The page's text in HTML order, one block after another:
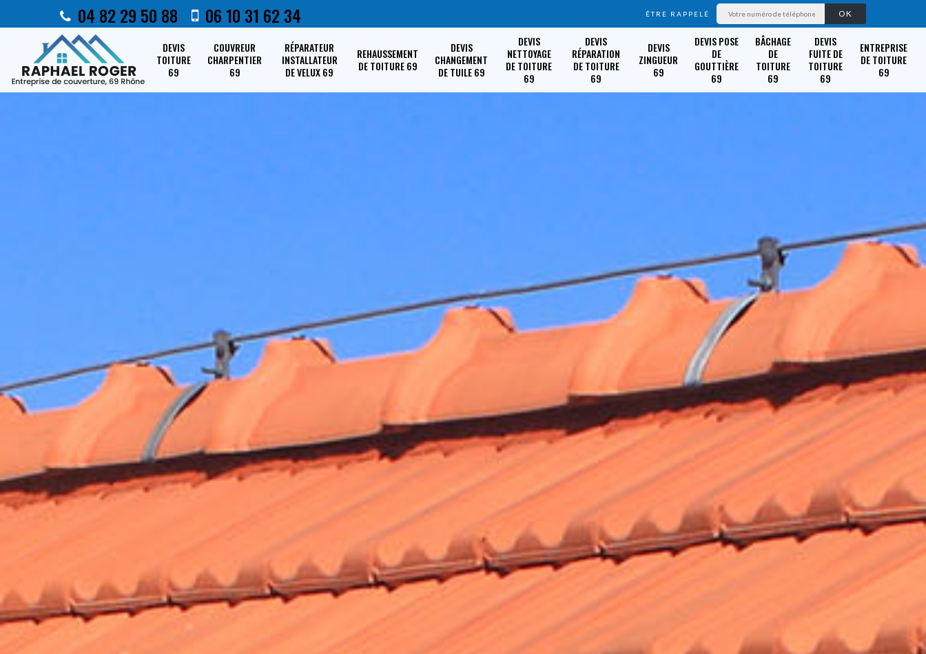
04 82 29 50 88 06 10 31 62 34 ÊTRE RAPPELÉ
DEVIS
TOITURE
69
COUVREUR
CHARPENTIER
69
RÉPARATEUR
INSTALLATEUR
DE VELUX 69
REHAUSSEMENT
DE TOITURE 69
DEVIS
CHANGEMENT
DE TUILE 69
DEVIS
NETTOYAGE
DE TOITURE
69
DEVIS
RÉPARATION
DE TOITURE
69
DEVIS
ZINGUEUR
69
DEVIS POSE
DE
GOUTTIÈRE
69
BÂCHAGE
DE
TOITURE
69
DEVIS
FUITE DE
TOITURE
69
ENTREPRISE
DE TOITURE
69